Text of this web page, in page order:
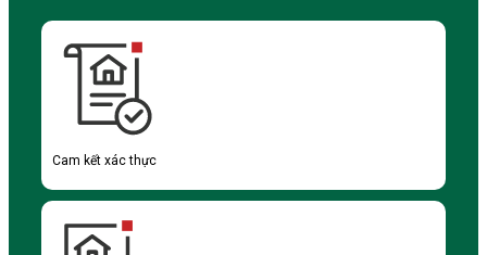
Cam kết xác thực